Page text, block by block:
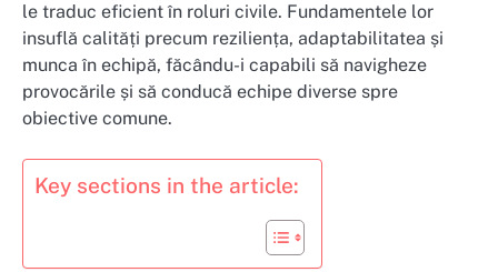
le traduc eficient în roluri civile. Fundamentele lor
insuflă calități precum reziliența, adaptabilitatea și
munca în echipă, făcându-i capabili să navigheze
provocările și să conducă echipe diverse spre
obiective comune.
Key sections in the article: